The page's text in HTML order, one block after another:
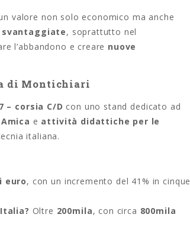
valore non solo economico ma anche
, soprattutto nel
l’abbandono e creare nuove
di Montichiari
– corsia C/D con uno stand dedicato ad
e attività didattiche per le
italiana.
euro, con un incremento del 41% in cinque
Oltre 200mila, con circa 800mila